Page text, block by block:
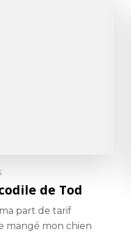
de Tod
part de tarif
mangé mon chien